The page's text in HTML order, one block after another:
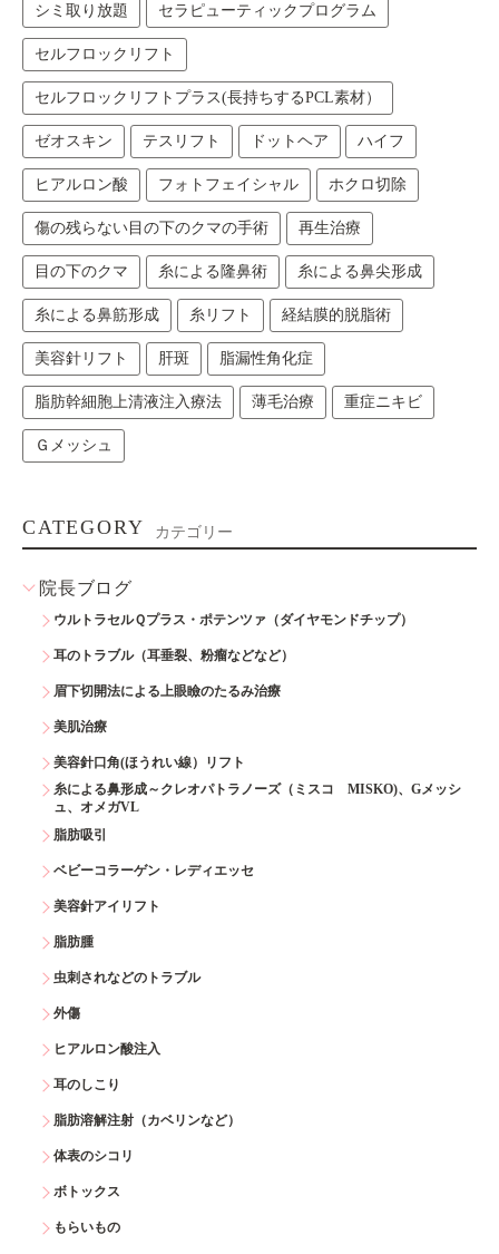
シミ取り放題 セラピューティックプログラム
セルフロックリフト
セルフロックリフトプラス(長持ちするPCL素材）
ゼオスキン テスリフト ドットヘア ハイフ
ヒアルロン酸 フォトフェイシャル ホクロ切除
傷の残らない目の下のクマの手術 再生治療
目の下のクマ 糸による隆鼻術 糸による鼻尖形成
糸による鼻筋形成 糸リフト 経結膜的脱脂術
美容針リフト 肝斑 脂漏性角化症
脂肪幹細胞上清液注入療法 薄毛治療 重症ニキビ
Ｇメッシュ
CATEGORY カテゴリー
院長ブログ
ウルトラセルＱプラス・ポテンツァ（ダイヤモンドチップ）
耳のトラブル（耳垂裂、粉瘤などなど）
眉下切開法による上眼瞼のたるみ治療
美肌治療
美容針口角(ほうれい線）リフト
糸による鼻形成～クレオパトラノーズ（ミスコ MISKO)、Gメッシ
ュ、オメガVL
脂肪吸引
ベビーコラーゲン・レディエッセ
美容針アイリフト
脂肪腫
虫刺されなどのトラブル
外傷
ヒアルロン酸注入
耳のしこり
脂肪溶解注射（カベリンなど）
体表のシコリ
ボトックス
もらいもの